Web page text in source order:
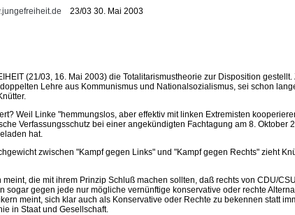
23/03 30. Mai 2003
(21/03, 16. Mai 2003) die Totalitarismustheorie zur Disposition
Lehre aus Kommunismus und Nationalsozialismus, sei schon
Weil Linke "hemmungslos, aber effektiv mit linken Extremisten
Verfassungsschutz bei einer angekündigten Fachtagung am 8.
hat.
zwischen "Kampf gegen Links" und "Kampf gegen Rechts" zieht
die mit ihrem Prinzip Schluß machen sollten, daß rechts von CDU/
sogar gegen jede nur mögliche vernünftige konservative oder rechte
meint, sich klar auch als Konservative oder Rechte zu bekennen statt
in Staat und Gesellschaft.